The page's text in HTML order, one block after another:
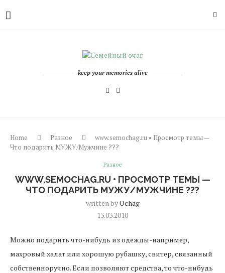
keep your memories alive
Home Разное
www.semochag.ru • Просмотр темы —
Что подарить МУЖУ/Мужчине ???
Разное
WWW.SEMOCHAG.RU • ПРОСМОТР ТЕМЫ —
ЧТО ПОДАРИТЬ МУЖУ/МУЖЧИНЕ ???
written byOchag
13.03.2010
Можно подарить что-нибудь из одежды-например,
махровый халат или хорошую рубашку, свитер, связанный
собственноручно. Если позволяют средства, то что-нибудь